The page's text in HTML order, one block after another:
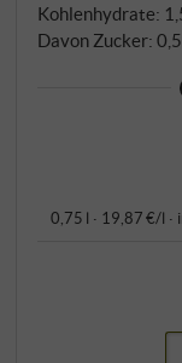
Kohlenhydrate:
Davon Zucker:
0,75 l · 19,87 €/l ·